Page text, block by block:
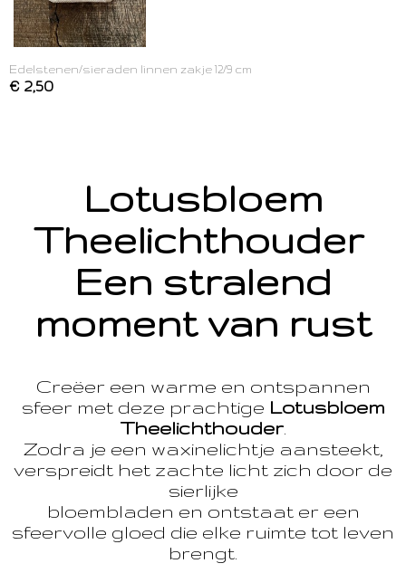
Edelstenen/sieraden linnen zakje 12/9 cm
€ 2,50
Lotusbloem
Theelichthouder
Een stralend
moment van rust
Creëer een warme en ontspannen
sfeer met deze prachtige Lotusbloem
Theelichthouder.
Zodra je een waxinelichtje aansteekt,
verspreidt het zachte licht zich door de
sierlijke
bloembladen en ontstaat er een
sfeervolle gloed die elke ruimte tot leven
brengt.